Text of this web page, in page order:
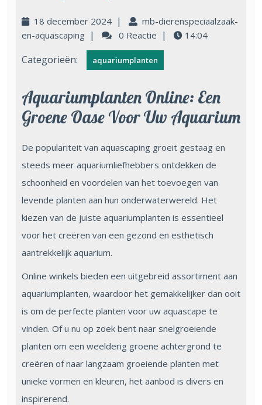
18 december 2024 |
mb-dierenspeciaalzaak-
en-aquascaping | 0 Reactie | 14:04
Categorieën: aquariumplanten
Aquariumplanten Online: Een
Groene Oase Voor Uw Aquarium
De populariteit van aquascaping groeit gestaag en
steeds meer aquariumliefhebbers ontdekken de
schoonheid en voordelen van het toevoegen van
levende planten aan hun onderwaterwereld. Het
kiezen van de juiste aquariumplanten is essentieel
voor het creëren van een gezond en esthetisch
aantrekkelijk aquarium.
Online winkels bieden een uitgebreid assortiment aan
aquariumplanten, waardoor het gemakkelijker dan ooit
is om de perfecte planten voor uw aquascape te
vinden. Of u nu op zoek bent naar snelgroeiende
planten om een weelderig groene achtergrond te
creëren of naar langzaam groeiende planten met
unieke vormen en kleuren, het aanbod is divers en
inspirerend.